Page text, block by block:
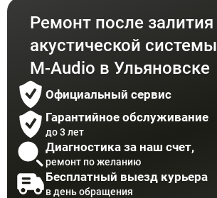
Ремонт после залития
акустической системы
M-Audio в Ульяновске
Официальный сервис
Гарантийное обслуживание
до 3 лет
Диагностика за наш счет,
ремонт по желанию
Бесплатный выезд курьера
в день обращения